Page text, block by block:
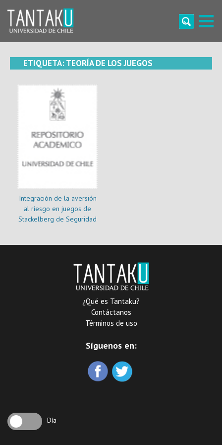
content
ETIQUETA:TEORÍA DE LOS JUEGOS
Integración de la aversión
al riesgo en juegos de
Stackelberg de Seguridad
¿Qué es Tantaku?
Contáctanos
Términos de uso
Síguenos en:
Día